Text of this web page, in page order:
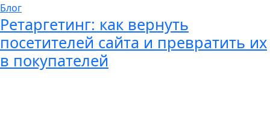
Блог
Ретаргетинг: как вернуть
посетителей сайта и превратить их
в покупателей